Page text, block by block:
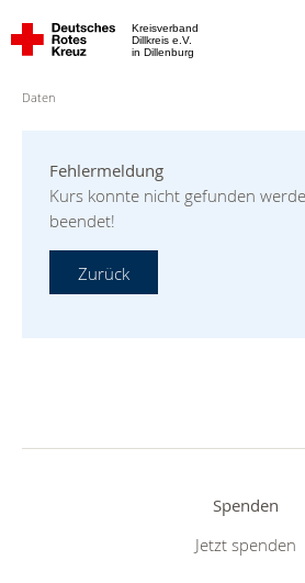
Kreisverband
Dillkreis e.V.
in Dillenburg
Daten
Fehlermeldung
Kurs konnte nicht gefunden
beendet!
Spenden
Jetzt spenden